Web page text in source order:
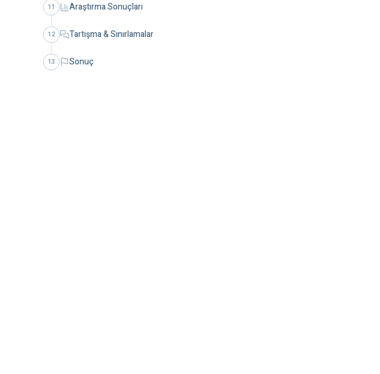
11 Araştırma Sonuçları
12 Tartışma & Sınırlamalar
13 Sonuç